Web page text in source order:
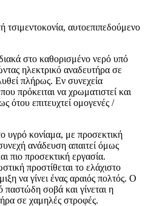
τσιμεντοκονία, αυτοεπιπεδούμενο
στο καθορισμένο νερό υπό
ηλεκτρικό αναδευτήρα σε
πλήρως. Εν συνεχεία
πρόκειται να χρωματιστεί και
ότου επιτευχτεί ομογενές /
υγρό κονίαμα, με προσεκτική
ανάδευση απαιτεί όμως
πιο προσεκτική εργασία.
προστίθεται το ελάχιστο
να γίνει ένας αραιός πολτός. Ο
παστώδη σοβά και γίνεται η
σε χαμηλές στροφές.